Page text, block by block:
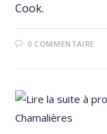
Cook.
0 COMMENTAIRE